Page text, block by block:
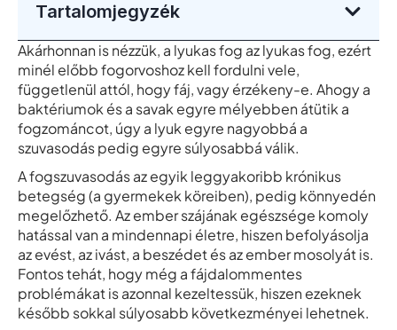
Tartalomjegyzék
Akárhonnan is nézzük, a lyukas fog az lyukas fog, ezért
minél előbb fogorvoshoz kell fordulni vele,
függetlenül attól, hogy fáj, vagy érzékeny-e. Ahogy a
baktériumok és a savak egyre mélyebben átütik a
fogzománcot, úgy a lyuk egyre nagyobbá a
szuvasodás pedig egyre súlyosabbá válik.
A fogszuvasodás az egyik leggyakoribb krónikus
betegség (a gyermekek köreiben), pedig könnyedén
megelőzhető. Az ember szájának egészsége komoly
hatással van a mindennapi életre, hiszen befolyásolja
az evést, az ivást, a beszédet és az ember mosolyát is.
Fontos tehát, hogy még a fájdalommentes
problémákat is azonnal kezeltessük, hiszen ezeknek
később sokkal súlyosabb következményei lehetnek.